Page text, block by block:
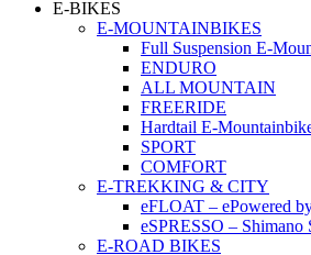
E-BIKES
E-MOUNTAINBIKES
Full Suspension E-
ENDURO
ALL MOUNTAIN
FREERIDE
Hardtail E-
SPORT
COMFORT
E-TREKKING & CITY
eFLOAT – ePowered
eSPRESSO – Shimano
E-ROAD BIKES